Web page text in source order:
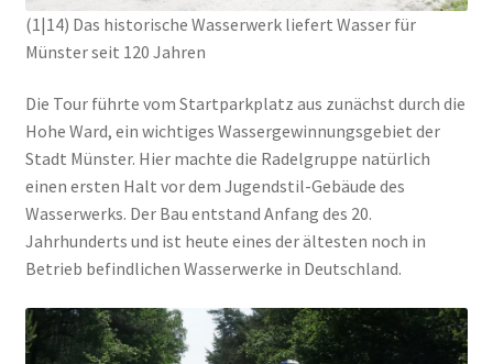
(1|14) Das historische Wasserwerk liefert Wasser für
Münster seit 120 Jahren
Die Tour führte vom Startparkplatz aus zunächst durch die
Hohe Ward, ein wichtiges Wassergewinnungsgebiet der
Stadt Münster. Hier machte die Radelgruppe natürlich
einen ersten Halt vor dem Jugendstil-Gebäude des
Wasserwerks. Der Bau entstand Anfang des 20.
Jahrhunderts und ist heute eines der ältesten noch in
Betrieb befindlichen Wasserwerke in Deutschland.